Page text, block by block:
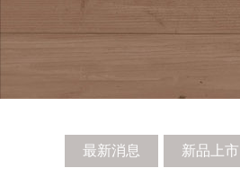
最新消息 新品上市